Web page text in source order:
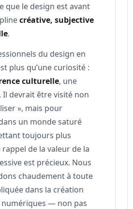
que le design est avant
créative, subjective
.
du design en
plus qu’une curiosité :
culturelle, une
Il devrait être visité non
», mais pour
un monde saturé
toujours plus
rappel de la valeur de la
est précieux. Nous
chaudement à toute
dans la création
numériques — non pas